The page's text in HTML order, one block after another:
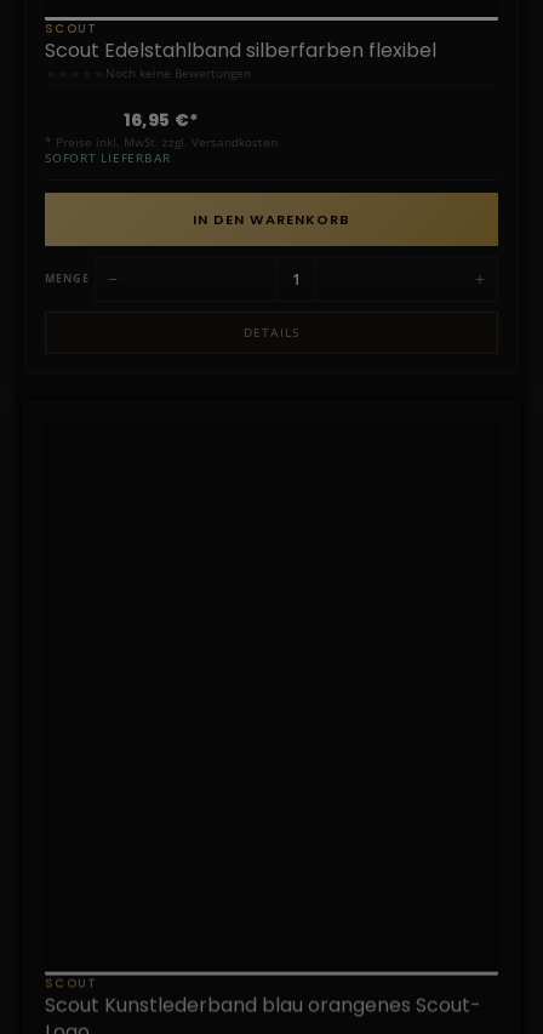
SCOUT
Scout Edelstahlband silberfarben flexibel
Noch keine Bewertungen
16,95 €*
* Preise inkl. MwSt. zzgl. Versandkosten
SOFORT LIEFERBAR
MENGE − +
IN DEN WARENKORB
DETAILS
SCOUT
Scout Kunstlederband blau orangenes Scout-
Logo